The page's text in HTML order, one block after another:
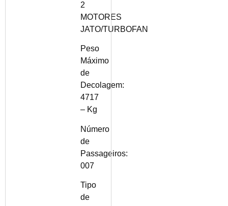
2
MOTORES
JATO/TURBOFAN
Peso
Máximo
de
Decolagem:
4717
– Kg
Número
de
Passageiros:
007
Tipo
de